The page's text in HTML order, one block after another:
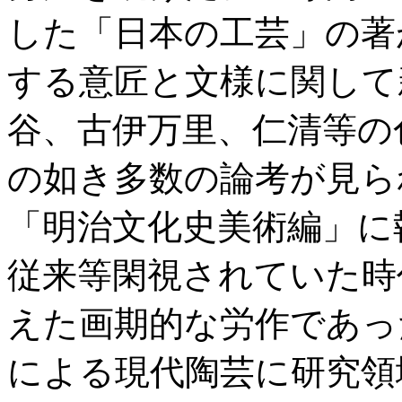
した「日本の工芸」の
する意匠と文様に関し
谷、古伊万里、仁清等
の如き多数の論考が見
「明治文化史美術編」
従来等閑視されていた
えた画期的な労作であ
による現代陶芸に研究